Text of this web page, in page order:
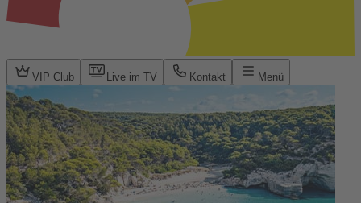
VIP Club Live im TV Kontakt Menü